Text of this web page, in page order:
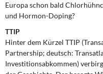
DIE LINKE
Weitere Themen
Memo-Gruppe
Europa schon bald
und Hormon-Doping?
TTIP
Hinter dem Kürzel TTIP
Partnership; deutsch:
Investitionsabkommen)